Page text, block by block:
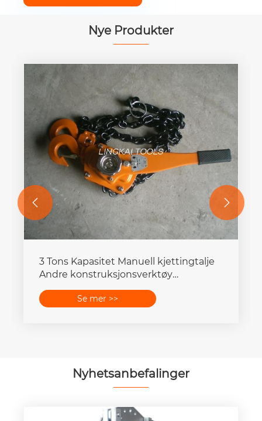
Nye Produkter
3 Tons Kapasitet Manuell kjettingtalje
Andre konstruksjonsverktøy
Løfteløftehefteblokk
Se mer >>
 
Nyhetsanbefalinger